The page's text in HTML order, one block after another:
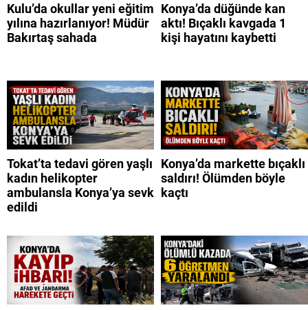
Kulu’da okullar yeni eğitim
yılına hazırlanıyor! Müdür
Bakırtaş sahada
Konya’da düğünde kan
aktı! Bıçaklı kavgada 1
kişi hayatını kaybetti
Tokat’ta tedavi gören yaşlı
kadın helikopter
ambulansla Konya’ya sevk
edildi
Konya’da markette bıçaklı
saldırı! Ölümden böyle
kaçtı